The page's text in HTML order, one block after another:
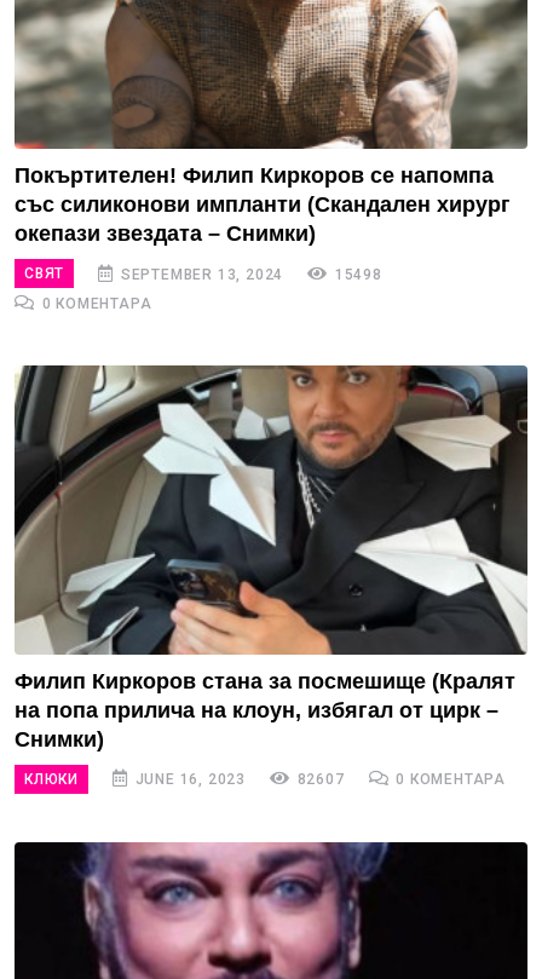
Покъртителен! Филип Киркоров се напомпа
със силиконови импланти (Скандален хирург
окепази звездата – Снимки)
СВЯТ SEPTEMBER 13, 2024
15498
0 КОМЕНТАРА
Филип Киркоров стана за посмешище (Кралят
на попа прилича на клоун, избягал от цирк –
Снимки)
КЛЮКИ JUNE 16, 2023 82607 0 КОМЕНТАРА